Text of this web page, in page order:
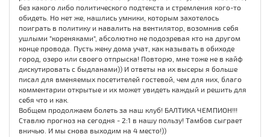
без какого либо политического подтекста и стремления кого-то
обидеть. Но нет же, нашлись умники, которым захотелось
поиграть в политику и навалить на вентилятор, возомнив себя
ушлыми "кореняками", абсолютно не подозревая кто на другом
конце провода. Пусть жену дома учат, как называть в обиходе
город, озеро или своего отпрыска! Повторю, мне тоже не в кайф
дискутировать с быдланами)) И ответы на их высеры я больше
писал для вменяемых посетителей гостевой, чем для них, благо
комментарии открытые и их может увидеть каждый и решить для
себя что и как.
Вобщем продолжаем болеть за наш клуб! БАЛТИКА ЧЕМПИОН!!!
Ставлю прогноз на сегодня - 2:1 в нашу пользу! Тамбов сыграет
вничью. И мы снова выходим на 4 место!))